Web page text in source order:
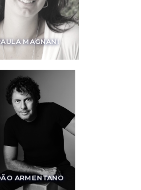
MAGNANI
ARMENTANO